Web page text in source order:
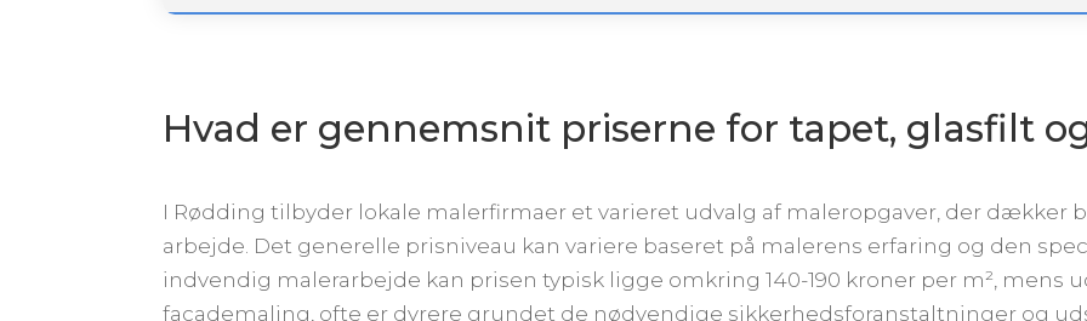
Hvad er gennemsnit priserne for tapet, glasfilt
I Rødding tilbyder lokale malerfirmaer et varieret udvalg af maleropgaver, der dækker
arbejde. Det generelle prisniveau kan variere baseret på malerens erfaring og den
indvendig malerarbejde kan prisen typisk ligge omkring 140-190 kroner per m², mens
facademaling, ofte er dyrere grundet de nødvendige sikkerhedsforanstaltninger og